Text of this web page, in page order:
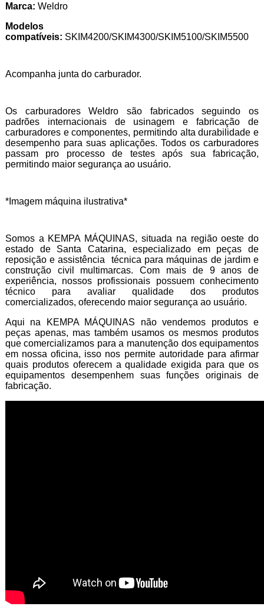
Marca: Weldro
Modelos
compatíveis: SKIM4200/SKIM4300/SKIM5100/SKIM5500
Acompanha junta do carburador.
Os carburadores Weldro são fabricados seguindo os
padrões internacionais de usinagem e fabricação de
carburadores e componentes, permitindo alta durabilidade e
desempenho para suas aplicações. Todos os carburadores
passam pro processo de testes após sua fabricação,
permitindo maior segurança ao usuário.
*Imagem máquina ilustrativa*
Somos a KEMPA MÁQUINAS, situada na região oeste do
estado de Santa Catarina, especializado em peças de
reposição e assistência técnica para máquinas de jardim e
construção civil multimarcas. Com mais de 9 anos de
experiência, nossos profissionais possuem conhecimento
técnico para avaliar qualidade dos produtos
comercializados, oferecendo maior segurança ao usuário.
Aqui na KEMPA MÁQUINAS não vendemos produtos e
peças apenas, mas também usamos os mesmos produtos
que comercializamos para a manutenção dos equipamentos
em nossa oficina, isso nos permite autoridade para afirmar
quais produtos oferecem a qualidade exigida para que os
equipamentos desempenhem suas funções originais de
fabricação.